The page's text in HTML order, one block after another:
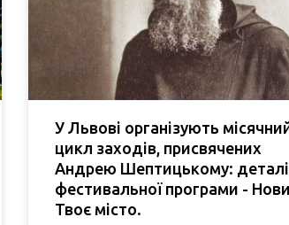
У Львові організують
цикл заходів, присвячених
Андрею Шептицькому: деталі
фестивальної програми -
Твоє місто.